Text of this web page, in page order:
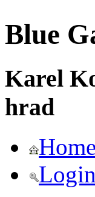
Blue
Karel
hrad
Home
Login